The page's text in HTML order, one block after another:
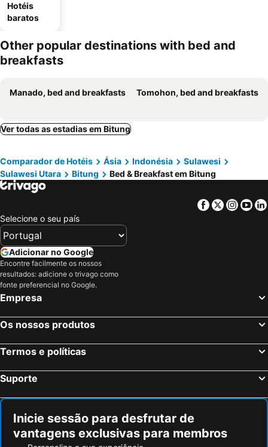
Hotéis
baratos
Other popular destinations with bed and
breakfasts
Manado, bed and breakfasts Tomohon, bed and breakfasts
Ver todas as estadias em Bitung
Comparador de Hotéis Ásia Indonésia
Sulawesi
Sulawesi Utara
Bitung Bed & Breakfast em Bitung
Facebook
Twitter
Selecione o seu país
Adicionar no Google
Encontre facilmente os nossos
resultados: adicione o trivago como
fonte preferencial no Google.
Empresa
Os nossos produtos
Termos e políticas
Suporte
Inicie sessão para desfrutar de
vantagens exclusivas para membros